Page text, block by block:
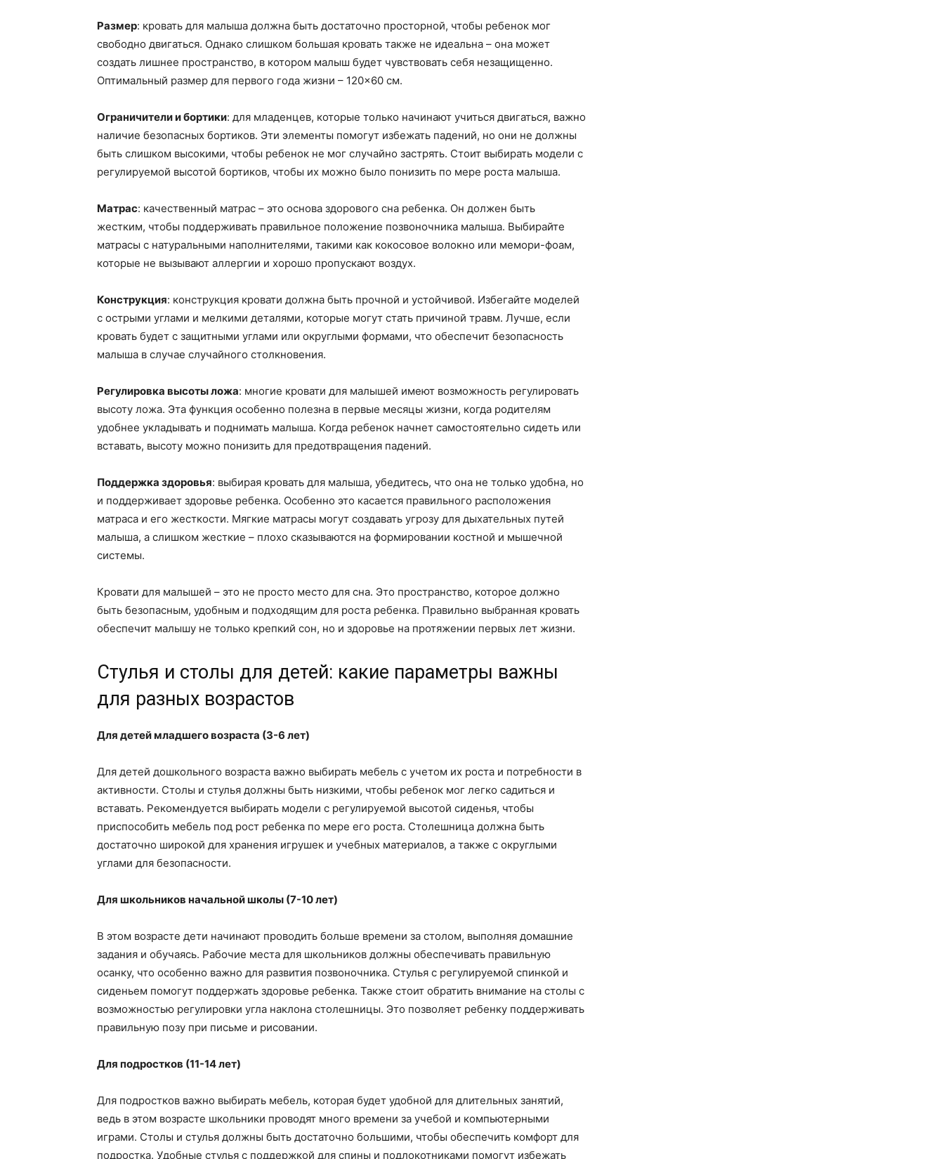
Размер: кровать для малыша должна быть достаточно просторной, чтобы ребенок мог
свободно двигаться. Однако слишком большая кровать также не идеальна – она может
создать лишнее пространство, в котором малыш будет чувствовать себя незащищенно.
Оптимальный размер для первого года жизни – 120×60 см.
Ограничители и бортики: для младенцев, которые только начинают учиться двигаться, важно
наличие безопасных бортиков. Эти элементы помогут избежать падений, но они не должны
быть слишком высокими, чтобы ребенок не мог случайно застрять. Стоит выбирать модели с
регулируемой высотой бортиков, чтобы их можно было понизить по мере роста малыша.
Матрас: качественный матрас – это основа здорового сна ребенка. Он должен быть
жестким, чтобы поддерживать правильное положение позвоночника малыша. Выбирайте
матрасы с натуральными наполнителями, такими как кокосовое волокно или мемори-фоам,
которые не вызывают аллергии и хорошо пропускают воздух.
Конструкция: конструкция кровати должна быть прочной и устойчивой. Избегайте моделей
с острыми углами и мелкими деталями, которые могут стать причиной травм. Лучше, если
кровать будет с защитными углами или округлыми формами, что обеспечит безопасность
малыша в случае случайного столкновения.
Регулировка высоты ложа: многие кровати для малышей имеют возможность регулировать
высоту ложа. Эта функция особенно полезна в первые месяцы жизни, когда родителям
удобнее укладывать и поднимать малыша. Когда ребенок начнет самостоятельно сидеть или
вставать, высоту можно понизить для предотвращения падений.
Поддержка здоровья: выбирая кровать для малыша, убедитесь, что она не только удобна, но
и поддерживает здоровье ребенка. Особенно это касается правильного расположения
матраса и его жесткости. Мягкие матрасы могут создавать угрозу для дыхательных путей
малыша, а слишком жесткие – плохо сказываются на формировании костной и мышечной
системы.
Кровати для малышей – это не просто место для сна. Это пространство, которое должно
быть безопасным, удобным и подходящим для роста ребенка. Правильно выбранная кровать
обеспечит малышу не только крепкий сон, но и здоровье на протяжении первых лет жизни.
Стулья и столы для детей: какие параметры важны
для разных возрастов
Для детей младшего возраста (3-6 лет)
Для детей дошкольного возраста важно выбирать мебель с учетом их роста и потребности в
активности. Столы и стулья должны быть низкими, чтобы ребенок мог легко садиться и
вставать. Рекомендуется выбирать модели с регулируемой высотой сиденья, чтобы
приспособить мебель под рост ребенка по мере его роста. Столешница должна быть
достаточно широкой для хранения игрушек и учебных материалов, а также с округлыми
углами для безопасности.
Для школьников начальной школы (7-10 лет)
В этом возрасте дети начинают проводить больше времени за столом, выполняя домашние
задания и обучаясь. Рабочие места для школьников должны обеспечивать правильную
осанку, что особенно важно для развития позвоночника. Стулья с регулируемой спинкой и
сиденьем помогут поддержать здоровье ребенка. Также стоит обратить внимание на столы с
возможностью регулировки угла наклона столешницы. Это позволяет ребенку поддерживать
правильную позу при письме и рисовании.
Для подростков (11-14 лет)
Для подростков важно выбирать мебель, которая будет удобной для длительных занятий,
ведь в этом возрасте школьники проводят много времени за учебой и компьютерными
играми. Столы и стулья должны быть достаточно большими, чтобы обеспечить комфорт для
подростка. Удобные стулья с поддержкой для спины и подлокотниками помогут избежать